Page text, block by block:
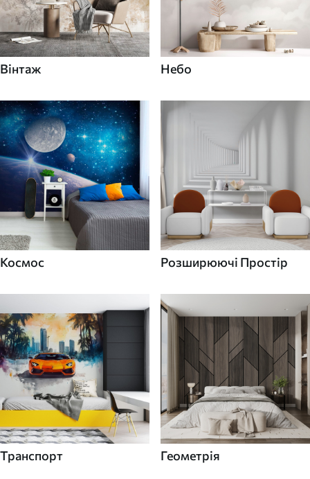
Вінтаж Небо
Космос Розширюючі Простір
Транспорт Геометрія